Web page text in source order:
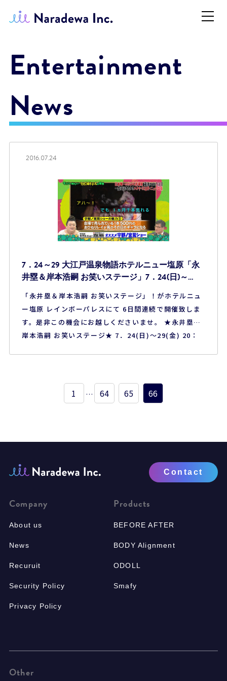
Entertainment
News
2016.07.24
7．24～29 大江戸温泉物語ホテルニュー塩原「永
井塁＆岸本浩嗣 お笑いステージ」7．24(日)～
29(金) 20：00～21：00
「永井塁＆岸本浩嗣 お笑いステージ」！がホテルニュ
ー塩原 レインボーパレスにて 6日間連続で開催致しま
す。是非この機会にお越しくださいませ。 ★永井塁＆
岸本浩嗣 お笑いステージ★ 7．24(日)～29(金) 20：
1 … 64 65 66
Contact
Company
About us
News
Recuruit
Security Policy
Privacy Policy
Products
BEFORE AFTER
BODY Alignment
ODOLL
Smafy
Other